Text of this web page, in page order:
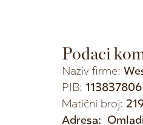
Podaci
Naziv firme:
PIB: 113837806
Matični broj:
Adresa: